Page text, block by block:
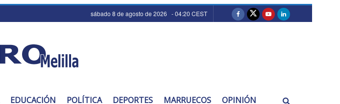
sábado 8 de agosto de 2026 - 04:20 CEST
EDUCACIÓN POLÍTICA DEPORTES MARRUECOS OPINIÓN